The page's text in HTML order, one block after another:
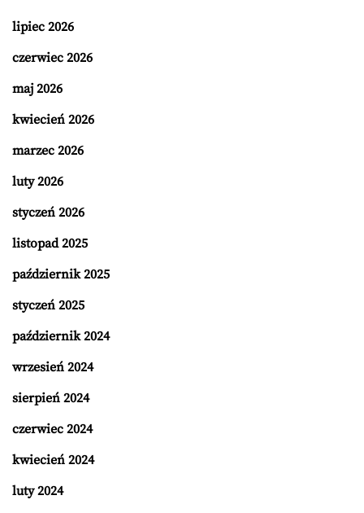
lipiec 2026
czerwiec 2026
maj 2026
kwiecień 2026
marzec 2026
luty 2026
styczeń 2026
listopad 2025
październik 2025
styczeń 2025
październik 2024
wrzesień 2024
sierpień 2024
czerwiec 2024
kwiecień 2024
luty 2024